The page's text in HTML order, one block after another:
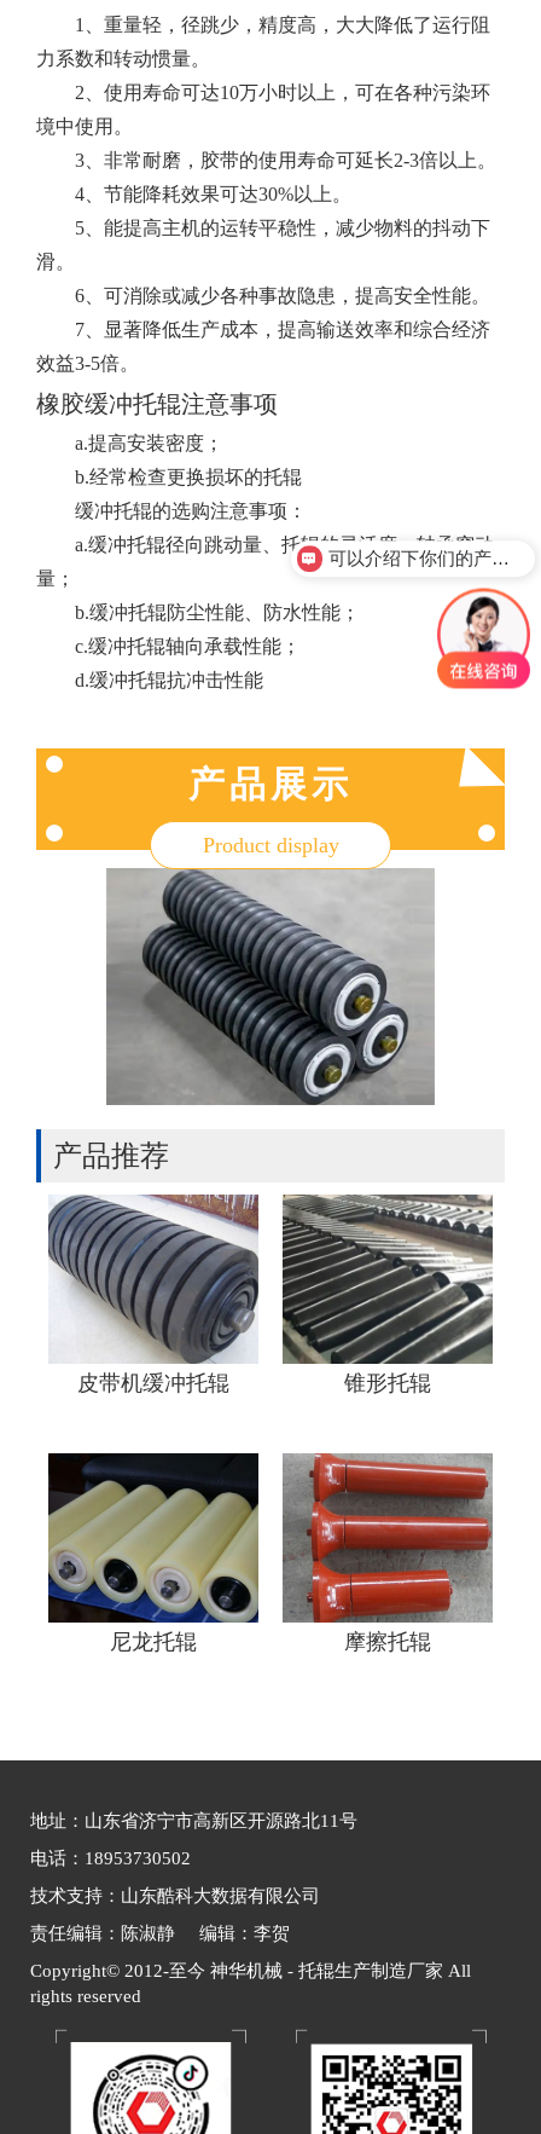
1、重量轻，径跳少，精度高，大大降低了运行阻
力系数和转动惯量。
2、使用寿命可达10万小时以上，可在各种污染环
境中使用。
3、非常耐磨，胶带的使用寿命可延长2-3倍以上。
4、节能降耗效果可达30%以上。
5、能提高主机的运转平稳性，减少物料的抖动下
滑。
6、可消除或减少各种事故隐患，提高安全性能。
7、显著降低生产成本，提高输送效率和综合经济
效益3-5倍。
橡胶缓冲托辊注意事项
a.提高安装密度；
b.经常检查更换损坏的托辊
缓冲托辊的选购注意事项：
a.缓冲托辊径向跳动量、托辊的灵活度、轴承窜动
量；
b.缓冲托辊防尘性能、防水性能；
c.缓冲托辊轴向承载性能；
d.缓冲托辊抗冲击性能
产品展示
Product display
产品推荐
皮带机缓冲托辊 锥形托辊
尼龙托辊 摩擦托辊
地址：山东省济宁市高新区开源路北11号
电话：18953730502
技术支持：山东酷科大数据有限公司
责任编辑：陈淑静 编辑：李贺
Copyright© 2012-至今 神华机械 - 托辊生产制造厂家 All
rights reserved
可以介绍下你们的产品么？